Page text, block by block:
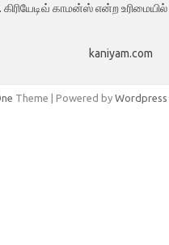
காமன்ஸ் என்ற உரிமையில்
kaniyam.com
Theme | Powered by Wordpress